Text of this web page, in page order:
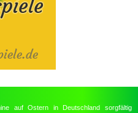
auf Ostern in Deutschland sorgfältig